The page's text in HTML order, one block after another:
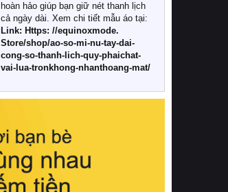
Khác với các dòng sản phẩm thông
thường, những bộ chăn ga gối đệm
cao cấp trải qua quy trình sản xuất
nghiêm ngặt từ khâu chọn lọc nguyên
liệu tự nhiên đến công nghệ dệt
nhuộm hiện đại không chứa hóa chất
này, bạn sẽ cảm nhận rõ rệt sự khác
hồi chuẩn xác của phần đệm nâng đỡ
cột sống.
Bên cạnh đó, việc lựa chọn các dòng
sản phẩm đạt chuẩn chất lượng quốc
hoàn hảo giúp bạn giữ nét thanh lịch
cả ngày dài. Xem chi tiết mẫu áo tại:
Link: Https: //equinoxmode.
Store/shop/ao-so-mi-nu-tay-dai-
cong-so-thanh-lich-quy-phaichat-
vai-lua-tronkhong-nhanthoang-mat/